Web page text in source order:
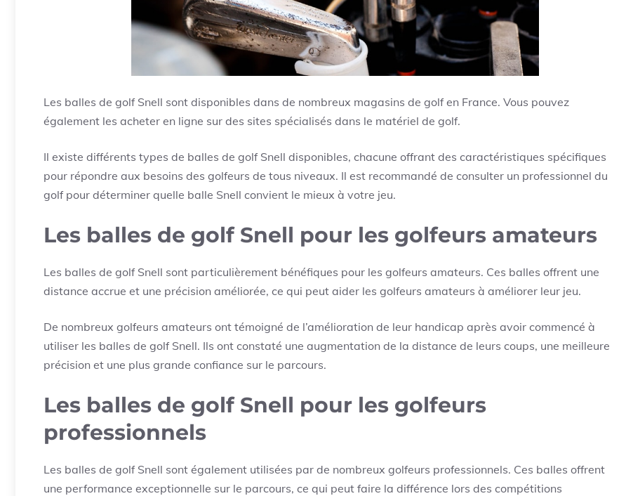
Les balles de golf Snell sont disponibles dans de nombreux magasins de golf en France. Vous pouvez
également les acheter en ligne sur des sites spécialisés dans le matériel de golf.
Il existe différents types de balles de golf Snell disponibles, chacune offrant des caractéristiques spécifiques
pour répondre aux besoins des golfeurs de tous niveaux. Il est recommandé de consulter un professionnel du
golf pour déterminer quelle balle Snell convient le mieux à votre jeu.
Les balles de golf Snell pour les golfeurs amateurs
Les balles de golf Snell sont particulièrement bénéfiques pour les golfeurs amateurs. Ces balles offrent une
distance accrue et une précision améliorée, ce qui peut aider les golfeurs amateurs à améliorer leur jeu.
De nombreux golfeurs amateurs ont témoigné de l’amélioration de leur handicap après avoir commencé à
utiliser les balles de golf Snell. Ils ont constaté une augmentation de la distance de leurs coups, une meilleure
précision et une plus grande confiance sur le parcours.
Les balles de golf Snell pour les golfeurs
professionnels
Les balles de golf Snell sont également utilisées par de nombreux golfeurs professionnels. Ces balles offrent
une performance exceptionnelle sur le parcours, ce qui peut faire la différence lors des compétitions